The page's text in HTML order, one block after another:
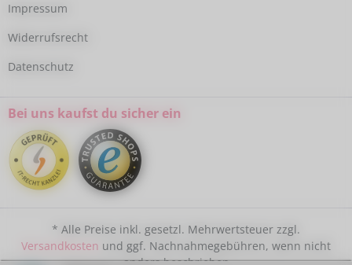
Impressum
Widerrufsrecht
Datenschutz
Bei uns kaufst du sicher ein
* Alle Preise inkl. gesetzl. Mehrwertsteuer zzgl.
Versandkosten und ggf. Nachnahmegebühren, wenn nicht